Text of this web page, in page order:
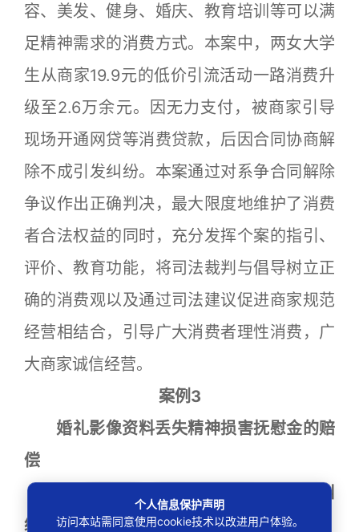
容、美发、健身、婚庆、教育培训等可以满
足精神需求的消费方式。本案中，两女大学
生从商家19.9元的低价引流活动一路消费升
级至2.6万余元。因无力支付，被商家引导
现场开通网贷等消费贷款，后因合同协商解
除不成引发纠纷。本案通过对系争合同解除
争议作出正确判决，最大限度地维护了消费
者合法权益的同时，充分发挥个案的指引、
评价、教育功能，将司法裁判与倡导树立正
确的消费观以及通过司法建议促进商家规范
经营相结合，引导广大消费者理性消费，广
大商家诚信经营。
案例3
婚礼影像资料丢失精神损害抚慰金的赔
偿
——周某某、肖某诉某演绎公司合同纠
纷案
个人信息保护声明
访问本站需同意使用cookie技术以改进用户体验。